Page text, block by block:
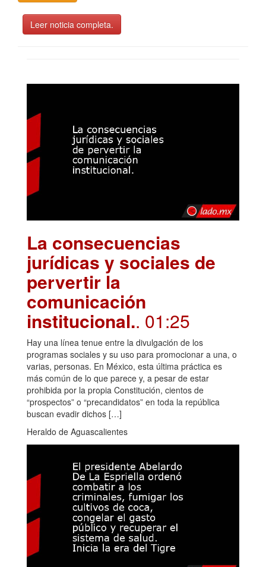
Leer noticia completa.
La consecuencias
jurídicas y sociales de
pervertir la
comunicación
institucional.. 01:25
Hay una línea tenue entre la divulgación de los
programas sociales y su uso para promocionar a una, o
varias, personas. En México, esta última práctica es
más común de lo que parece y, a pesar de estar
prohibida por la propia Constitución, cientos de
“prospectos” o “precandidatos” en toda la república
buscan evadir dichos […]
Heraldo de Aguascalientes